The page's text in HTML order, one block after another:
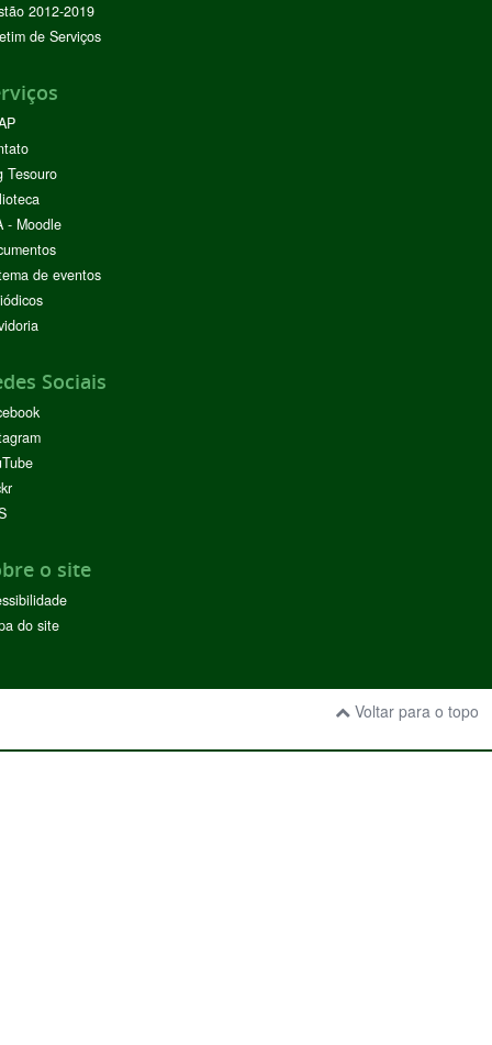
2012-2019
de Serviços
Tesouro
- Moodle
de eventos
Sociais
o site
do site
Voltar para o topo